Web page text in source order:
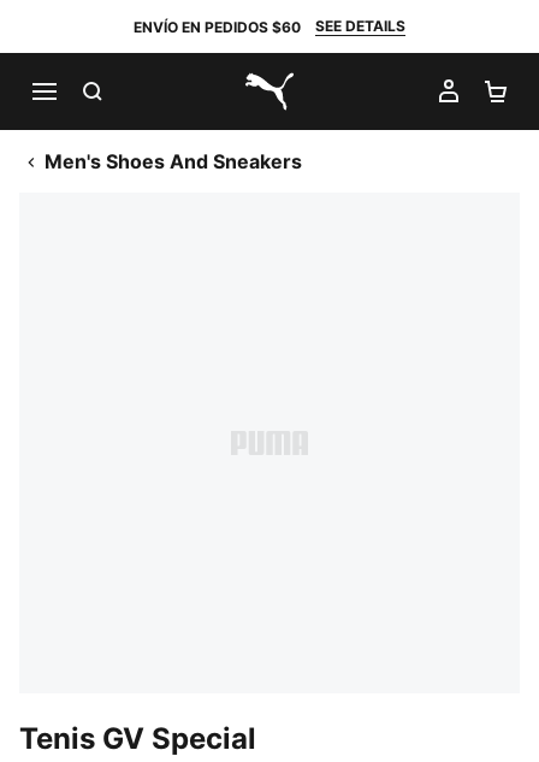
ENVÍO EN PEDIDOS $60 SEE DETAILS
PUMA.com
MI
Men's Shoes And Sneakers
Tenis GV Special